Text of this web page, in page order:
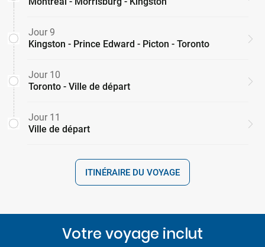
Jour 9
Kingston - Prince Edward - Picton - Toronto
Jour 10
Toronto - Ville de départ
Jour 11
Ville de départ
ITINÉRAIRE DU VOYAGE
Votre voyage inclut